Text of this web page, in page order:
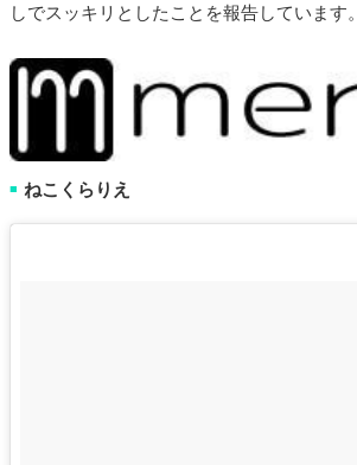
しでスッキリとしたことを報告しています。
■ ねこくらりえ